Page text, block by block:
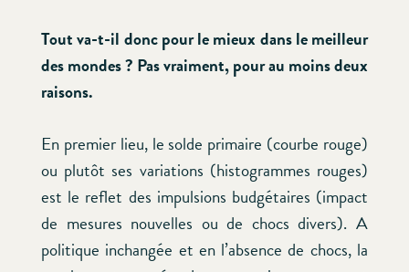
Tout va-t-il donc pour le mieux dans le meilleur
des mondes ? Pas vraiment, pour au moins deux
raisons.
En premier lieu, le solde primaire (courbe rouge)
ou plutôt ses variations (histogrammes rouges)
est le reflet des impulsions budgétaires (impact
de mesures nouvelles ou de chocs divers). A
politique inchangée et en l’absence de chocs, la